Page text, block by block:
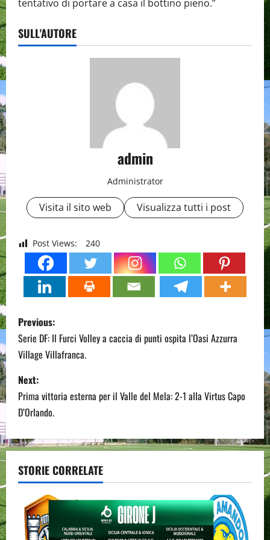
tentativo di portare a casa il bottino pieno.”
SULL'AUTORE
admin
Administrator
Visita il sito web Visualizza tutti i post
Post Views: 240
P
o
s
t
n
a
v
g
Previous:
Serie DF: Il Furci Volley a caccia di punti ospita l’Oasi Azzurra
Village Villafranca.
Next:
Prima vittoria esterna per il Valle del Mela: 2-1 alla Virtus Capo
D’Orlando.
STORIE CORRELATE